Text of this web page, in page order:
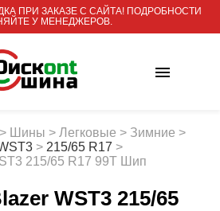
ПРИ ЗАКАЗЕ С САЙТА! ПОДРОБНОСТИ
У МЕНЕДЖЕРОВ.
> Шины > Легковые > Зимние >
> 215/65 R17 >
215/65 R17 99T Шип
WST3 215/65